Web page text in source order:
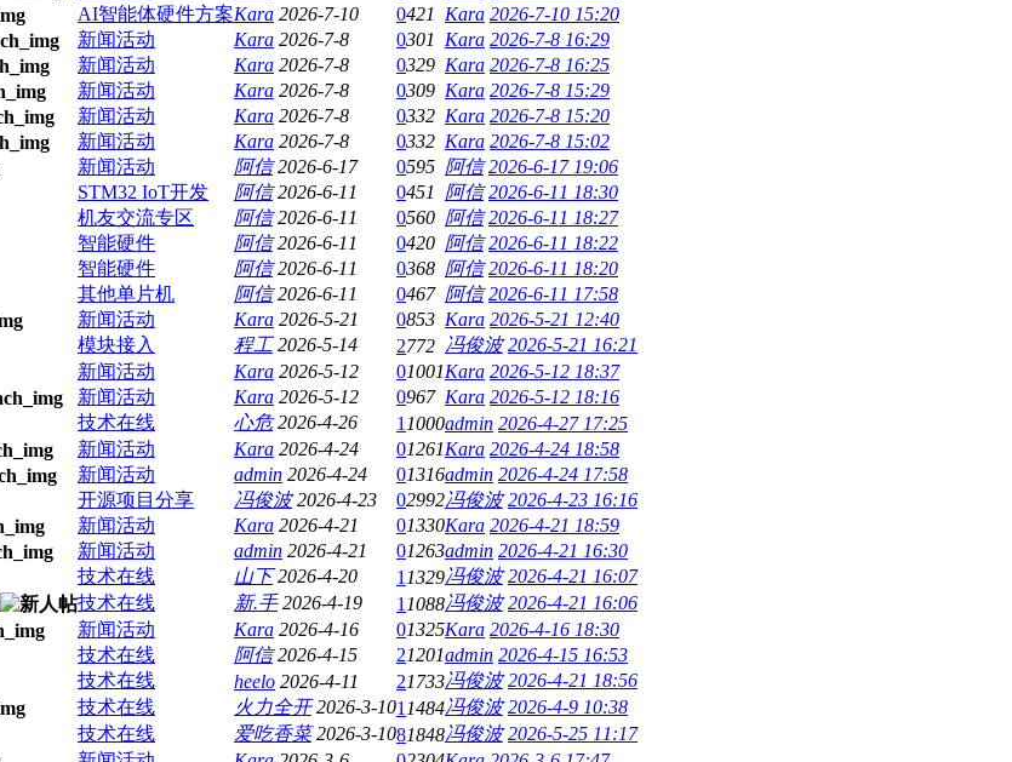
AI智能体硬件方案Kara 2026-7-10 0421 Kara 2026-7-10 15:20
新闻活动 Kara 2026-7-8 0301 Kara 2026-7-8 16:29
新闻活动 Kara 2026-7-8 0329 Kara 2026-7-8 16:25
新闻活动 Kara 2026-7-8 0309 Kara 2026-7-8 15:29
新闻活动 Kara 2026-7-8 0332 Kara 2026-7-8 15:20
新闻活动 Kara 2026-7-8 0332 Kara 2026-7-8 15:02
新闻活动 阿信 2026-6-17 0595 阿信 2026-6-17 19:06
STM32 IoT开发 阿信 2026-6-11 0451 阿信 2026-6-11 18:30
机友交流专区 阿信 2026-6-11 0560 阿信 2026-6-11 18:27
智能硬件 阿信 2026-6-11 0420 阿信 2026-6-11 18:22
智能硬件 阿信 2026-6-11 0368 阿信 2026-6-11 18:20
其他单片机 阿信 2026-6-11 0467 阿信 2026-6-11 17:58
新闻活动 Kara 2026-5-21 0853 Kara 2026-5-21 12:40
模块接入 程工 2026-5-14 2772 冯俊波 2026-5-21 16:21
新闻活动 Kara 2026-5-12 01001Kara 2026-5-12 18:37
新闻活动 Kara 2026-5-12 0967 Kara 2026-5-12 18:16
技术在线 心危 2026-4-26 1 1000admin 2026-4-27 17:25
新闻活动 Kara 2026-4-24 01261Kara 2026-4-24 18:58
新闻活动 admin 2026-4-24 01316admin 2026-4-24 17:58
开源项目分享 冯俊波 2026-4-23 02992冯俊波 2026-4-23 16:16
新闻活动 Kara 2026-4-21 01330Kara 2026-4-21 18:59
新闻活动 admin 2026-4-21 01263admin 2026-4-21 16:30
技术在线 山下 2026-4-20 1 1329冯俊波 2026-4-21 16:07
技术在线 新.手 2026-4-19 1 1088冯俊波 2026-4-21 16:06
新闻活动 Kara 2026-4-16 01325Kara 2026-4-16 18:30
技术在线 阿信 2026-4-15 21201admin 2026-4-15 16:53
技术在线 heelo 2026-4-11 21733冯俊波 2026-4-21 18:56
技术在线 火力全开 2026-3-101 1484冯俊波 2026-4-9 10:38
技术在线 爱吃香菜 2026-3-1081848冯俊波 2026-5-25 11:17